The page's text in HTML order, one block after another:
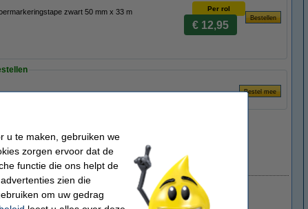
zwart 50 mm x 33 m
Per rol
€ 12,95
Direct leverbaar
u te maken, gebruiken we
zorgen ervoor dat de
functie die ons helpt de
zien die
om uw gedrag